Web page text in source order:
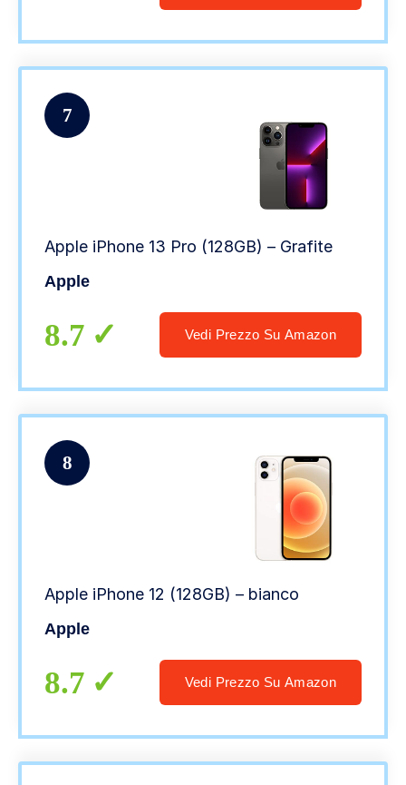
7
Apple iPhone 13 Pro (128GB) – Grafite
Apple
8.7 Vedi Prezzo Su Amazon
8
Apple iPhone 12 (128GB) – bianco
Apple
8.7 Vedi Prezzo Su Amazon